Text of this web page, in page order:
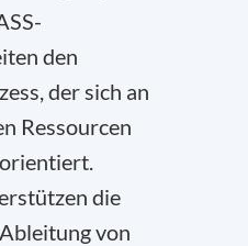
den
der sich an
Ressourcen
die
von